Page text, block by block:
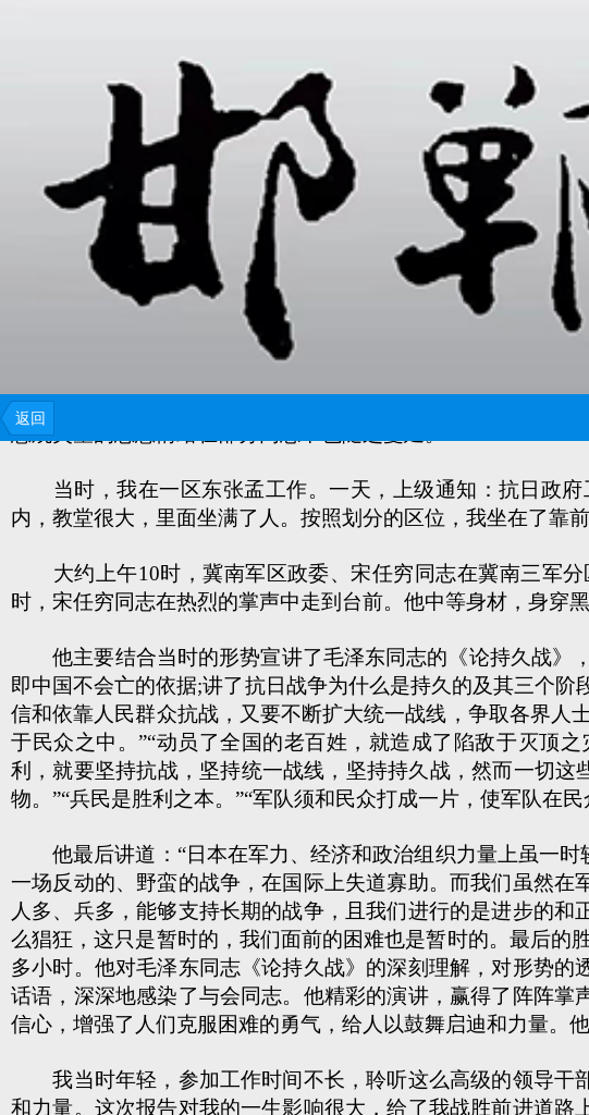
返回
时，冀南又遇到了空前大旱荒，抗日战争处于最艰苦的阶段
悲观失望的思想情绪在部分同志中也随之蔓延。
当时，我在一区东张孟工作。一天，上级通知：抗日政府
内，教堂很大，里面坐满了人。按照划分的区位，我坐在了靠前
大约上午10时，冀南军区政委、宋任穷同志在冀南三军分
时，宋任穷同志在热烈的掌声中走到台前。他中等身材，身穿
他主要结合当时的形势宣讲了毛泽东同志的《论持久战》，
即中国不会亡的依据;讲了抗日战争为什么是持久的及其三个
信和依靠人民群众抗战，又要不断扩大统一战线，争取各界人
于民众之中。”“动员了全国的老百姓，就造成了陷敌于灭顶
利，就要坚持抗战，坚持统一战线，坚持持久战，然而一切
物。”“兵民是胜利之本。”“军队须和民众打成一片，使军队在
他最后讲道：“日本在军力、经济和政治组织力量上虽一时
一场反动的、野蛮的战争，在国际上失道寡助。而我们虽然在
人多、兵多，能够支持长期的战争，且我们进行的是进步的
么猖狂，这只是暂时的，我们面前的困难也是暂时的。最后的
多小时。他对毛泽东同志《论持久战》的深刻理解，对形势
话语，深深地感染了与会同志。他精彩的演讲，赢得了阵阵
信心，增强了人们克服困难的勇气，给人以鼓舞启迪和力量。
我当时年轻，参加工作时间不长，聆听这么高级的领导干
和力量。这次报告对我的一生影响很大，给了我战胜前进道